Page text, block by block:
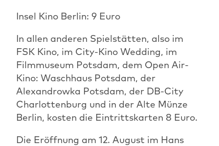
Insel Kino Berlin: 9 Euro
In allen anderen Spielstätten, also im
FSK Kino, im City-Kino Wedding, im
Filmmuseum Potsdam, dem Open Air-
Kino: Waschhaus Potsdam, der
Alexandrowka Potsdam, der DB-City
Charlottenburg und in der Alte Münze
Berlin, kosten die Eintrittskarten 8 Euro.
Die Eröffnung am 12. August im Hans